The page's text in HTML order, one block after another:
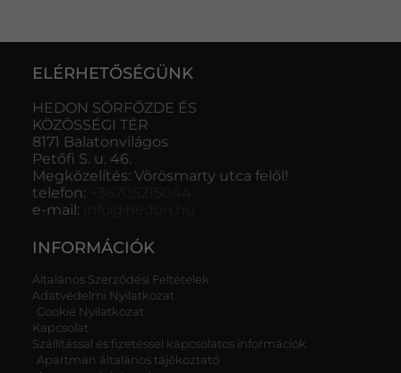
ELÉRHETŐSÉGÜNK
HEDON SÖRFŐZDE ÉS
KÖZÖSSÉGI TÉR
8171 Balatonvilágos
Petőfi S. u. 46.
Megközelítés: Vörösmarty utca felől!
telefon:
e-mail:
INFORMÁCIÓK
Általános Szerződési Feltételek
Adatvédelmi Nyilatkozat
Cookie Nyilatkozat
Kapcsolat
Szállítással és fizetéssel kapcsolatos információk
Apartman általános tájékoztató